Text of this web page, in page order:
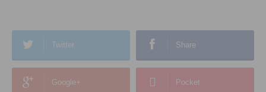
Twitter Share
Google+ Pocket